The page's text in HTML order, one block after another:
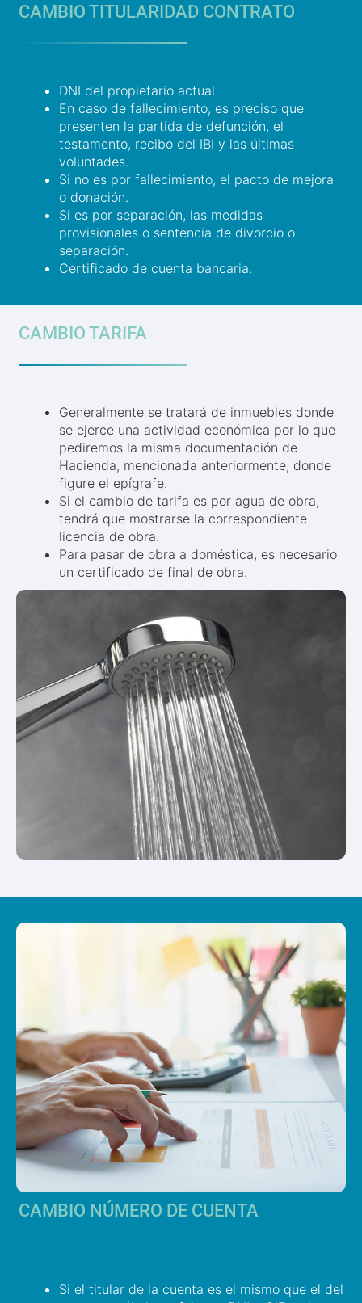
CAMBIO TITULARIDAD CONTRATO
DNI del propietario actual.
En caso de fallecimiento, es preciso que
presenten la partida de defunción, el
testamento, recibo del IBI y las últimas
voluntades.
Si no es por fallecimiento, el pacto de mejora
o donación.
Si es por separación, las medidas
provisionales o sentencia de divorcio o
separación.
Certificado de cuenta bancaria.
CAMBIO TARIFA
Generalmente se tratará de inmuebles donde
se ejerce una actividad económica por lo que
pediremos la misma documentación de
Hacienda, mencionada anteriormente, donde
figure el epígrafe.
Si el cambio de tarifa es por agua de obra,
tendrá que mostrarse la correspondiente
licencia de obra.
Para pasar de obra a doméstica, es necesario
un certificado de final de obra.
CAMBIO NÚMERO DE CUENTA
Si el titular de la cuenta es el mismo que el del